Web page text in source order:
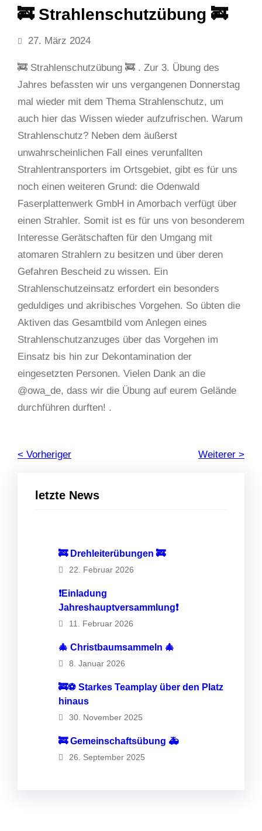
letzte News
🚒 Drehleiterübungen 🚒
22. Februar 2026
❗️Einladung
Jahreshauptversammlung❗️
11. Februar 2026
🎄 Christbaumsammeln 🎄
8. Januar 2026
🚒⚽️ Starkes Teamplay über den Platz
hinaus
30. November 2025
🚒 Gemeinschaftsübung 🚑
26. September 2025
🚒 Strahlenschutzübung 🚒
27. März 2024
🚒 Strahlenschutzübung 🚒 . Zur 3. Übung des
Jahres befassten wir uns vergangenen Donnerstag
mal wieder mit dem Thema Strahlenschutz, um
auch hier das Wissen wieder aufzufrischen. Warum
Strahlenschutz? Neben dem äußerst
unwahrscheinlichen Fall eines verunfallten
Strahlentransporters im Ortsgebiet, gibt es für uns
noch einen weiteren Grund: die Odenwald
Faserplattenwerk GmbH in Amorbach verfügt über
einen Strahler. Somit ist es für uns von besonderem
Interesse Gerätschaften für den Umgang mit
atomaren Strahlern zu besitzen und über deren
Gefahren Bescheid zu wissen. Ein
Strahlenschutzeinsatz erfordert ein besonders
geduldiges und akribisches Vorgehen. So übten die
Aktiven das Gesamtbild vom Anlegen eines
Strahlenschutzanzuges über das Vorgehen im
Einsatz bis hin zur Dekontamination der
eingesetzten Personen. Vielen Dank an die
@owa_de, dass wir die Übung auf eurem Gelände
durchführen durften! .
< Vorheriger Weiterer >